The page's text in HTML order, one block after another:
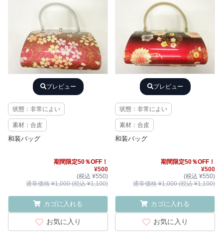
プレビュー
状態：非常によい
素材：合皮
和装バッグ
期間限定50％OFF！
¥500
(税込 ¥550)
通常価格 ¥1,000 (税込 ¥1,100)
カゴに入れる
お気に入り
プレビュー
状態：非常によい
素材：合皮
和装バッグ
期間限定50％OFF！
¥500
(税込 ¥550)
通常価格 ¥1,000 (税込 ¥1,100)
カゴに入れる
お気に入り